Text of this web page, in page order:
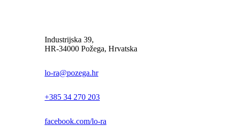
Industrijska 39,
HR-34000 Požega, Hrvatska
lo-ra@pozega.hr
+385 34 270 203
facebook.com/lo-ra